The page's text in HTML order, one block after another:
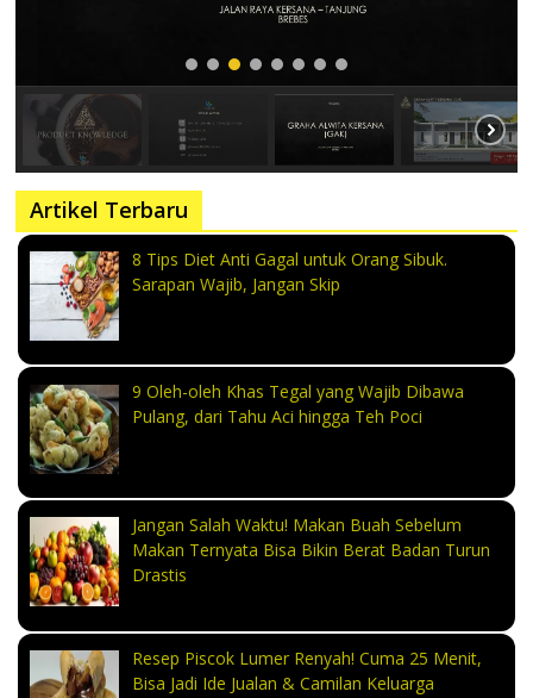
Artikel Terbaru
8 Tips Diet Anti Gagal untuk Orang Sibuk.
Sarapan Wajib, Jangan Skip
9 Oleh-oleh Khas Tegal yang Wajib Dibawa
Pulang, dari Tahu Aci hingga Teh Poci
Jangan Salah Waktu! Makan Buah Sebelum
Makan Ternyata Bisa Bikin Berat Badan Turun
Drastis
Resep Piscok Lumer Renyah! Cuma 25 Menit,
Bisa Jadi Ide Jualan & Camilan Keluarga